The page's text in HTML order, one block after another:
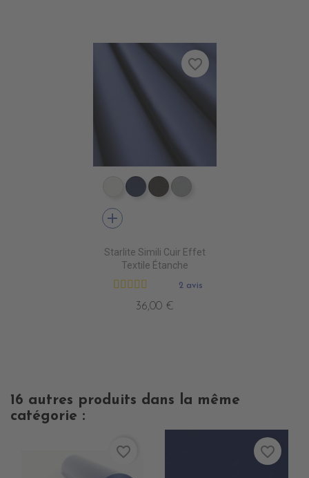
EP9000 BLANC
EP9010 NAVY BLUE
EP9013 CHOCOLAT
add
Starlite Simili Cuir Effet
Textile Étanche
2 avis
36,00 €
favorite_border
16 autres produits dans la même
catégorie :
favorite_border favorite_border